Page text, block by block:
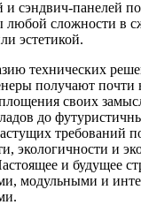
и сэндвич-панелей
любой сложности в
эстетикой.
технических
получают почти
своих
до
требований
экологичности и
и будущее
модульными и